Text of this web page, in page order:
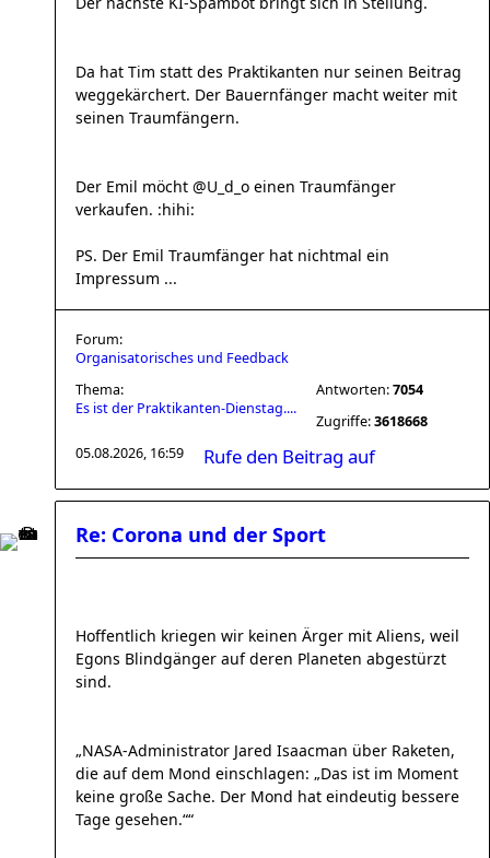
Da hat Tim statt des Praktikanten nur seinen Beitrag
weggekärchert. Der Bauernfänger macht weiter mit
seinen Traumfängern.
Der Emil möcht @U_d_o einen Traumfänger
verkaufen. :hihi:
PS. Der Emil Traumfänger hat nichtmal ein
Impressum ...
Forum:
Organisatorisches und Feedback
Thema:
Es ist der Praktikanten-Dienstag....
Antworten:7054
Zugriffe:3618668
05.08.2026, 16:59
Rufe den Beitrag auf
Re: Corona und der Sport
Hoffentlich kriegen wir keinen Ärger mit Aliens, weil
Egons Blindgänger auf deren Planeten abgestürzt
sind.
„NASA-Administrator Jared Isaacman über Raketen,
die auf dem Mond einschlagen: „Das ist im Moment
keine große Sache. Der Mond hat eindeutig bessere
Tage gesehen.““